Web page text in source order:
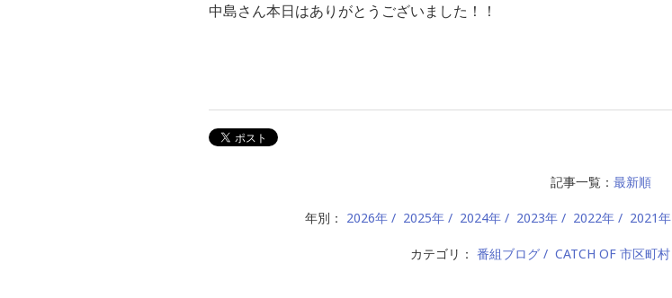
中島さん本日はありがとうございました！！
記事一覧： 最新順
年別： 2026年 2025年 2024年 2023年 2022年 2021年
カテゴリ： 番組ブログ CATCH OF 市区町村